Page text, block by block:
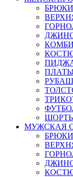
БРЮКИ
ШОРТЫ
МУЖСКАЯ
БРЮКИ